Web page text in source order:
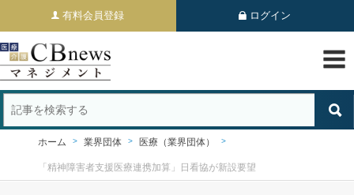
有料会員登録 ログイン
ホーム 業界団体 医療（業界団体）
「精神障害者支援医療連携加算」日看協が新設要望